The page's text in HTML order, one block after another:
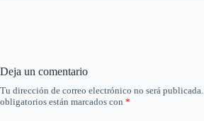
Deja un comentario
Tu dirección de correo electrónico no será publicada.
obligatorios están marcados con *